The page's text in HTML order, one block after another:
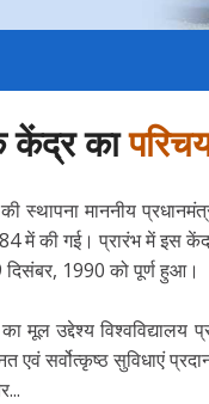
केंद्र का
स्थापना माननीय
में की गई। प्रारंभ में इस
दिसंबर, 1990 को पूर्ण हुआ।
मूल उद्देश्य विश्वविद्यालय
एवं सर्वोत्कृष्ठ सुविधाएं